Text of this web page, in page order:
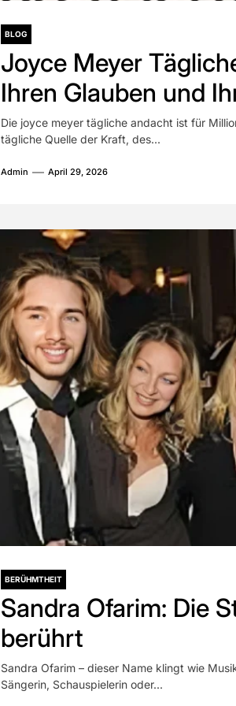
BLOG
Joyce Meyer
Ihren Glauben und
Die joyce meyer tägliche andacht ist für
tägliche Quelle der Kraft, des...
Admin April 29, 2026
BERÜHMTHEIT
Sandra Ofarim: Die
berührt
Sandra Ofarim – dieser Name klingt wie
Sängerin, Schauspielerin oder...